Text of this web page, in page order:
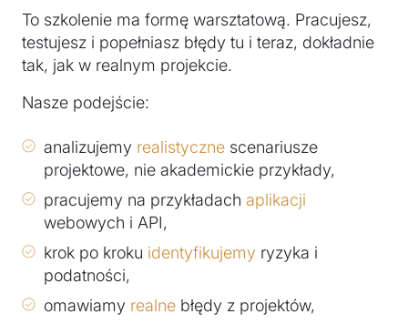
To szkolenie ma formę warsztatową. Pracujesz,
testujesz i popełniasz błędy tu i teraz, dokładnie
tak, jak w realnym projekcie.
Nasze podejście:
analizujemy realistyczne scenariusze
projektowe, nie akademickie przykłady,
pracujemy na przykładach aplikacji
webowych i API,
krok po kroku identyfikujemy ryzyka i
podatności,
omawiamy realne błędy z projektów,